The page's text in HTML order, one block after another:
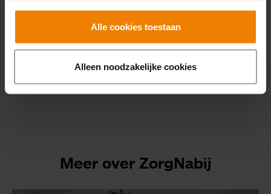
Alle cookies toestaan
Alleen noodzakelijke cookies
ondersteunen, zodat zij hun zwangerschap in rust en
stabiliteit kunnen doormaken. Zo werken we binnen
ZorgNabij samen aan toekomstbestendige zorg door
zorgprofessional te laten leveren.
Meer over ZorgNabij